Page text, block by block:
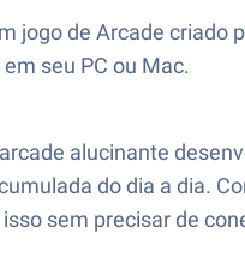
jogo de Arcade
seu PC ou Mac.
alucinante
do dia a dia.
sem precisar de